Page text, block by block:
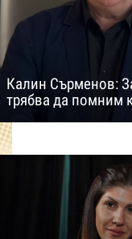
Калин Сърменов:
трябва да помним